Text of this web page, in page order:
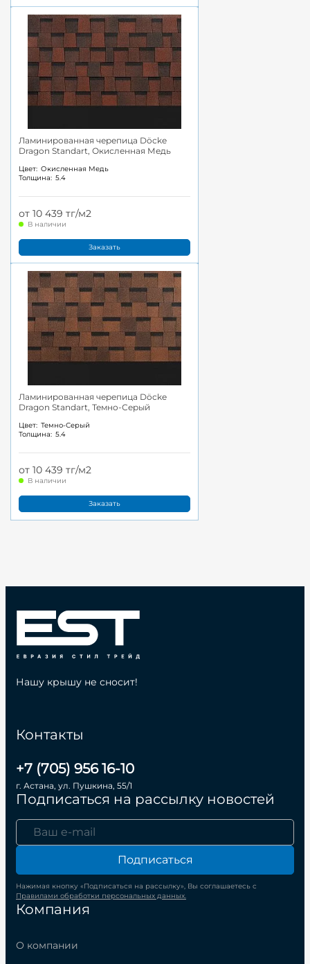
Ламинированная черепица Döcke
Dragon Standart, Окисленная Медь
Цвет: Окисленная Медь
Толщина: 5.4
от 10 439 тг/м2
В наличии
Заказать
Ламинированная черепица Döcke
Dragon Standart, Темно-Серый
Цвет: Темно-Серый
Толщина: 5.4
от 10 439 тг/м2
В наличии
Заказать
Компания
О компании
Контакты
+7 (705) 956 16-10
г. Астана, ул. Пушкина, 55/1
Подписаться на рассылку новостей
Подписаться
Нажимая кнопку «Подписаться на рассылку», Вы соглашаетесь с
Правилами обработки персональных данных.
Нашу крышу не сносит!